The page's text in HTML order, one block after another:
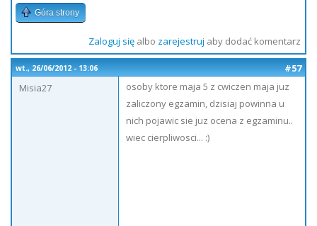
Góra strony
Zaloguj sięalbo zarejestruj aby dodać komentarz
wt., 26/06/2012 - 13:06
#57
Misia27
osoby ktore maja 5 z cwiczen maja juz
zaliczony egzamin, dzisiaj powinna u
nich pojawic sie juz ocena z egzaminu..
wiec cierpliwosci... :)